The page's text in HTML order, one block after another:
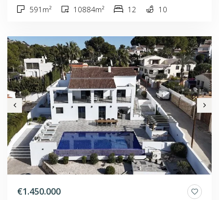
591m² 10884m² 12 10
€1.450.000